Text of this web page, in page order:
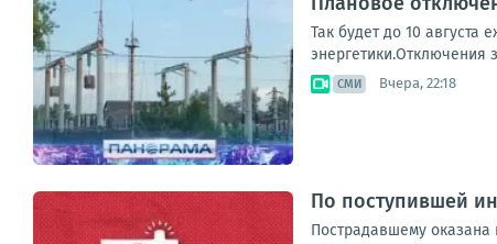
Так будет до 10 августа
энергетики.Отключения
СМИ Вчера, 22:18
По поступившей
Пострадавшему